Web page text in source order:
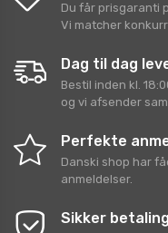
Du får prisgaranti
Vi matcher
Dag til dag
Bestil inden kl.
og vi afsender
Perfekte
Danski shop har
anmeldelser.
Sikker betaling